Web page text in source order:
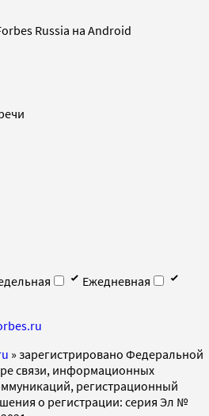
Russia на Android
Ежедневная
» зарегистрировано Федеральной
связи, информационных
регистрационный
о регистрации: серия Эл №